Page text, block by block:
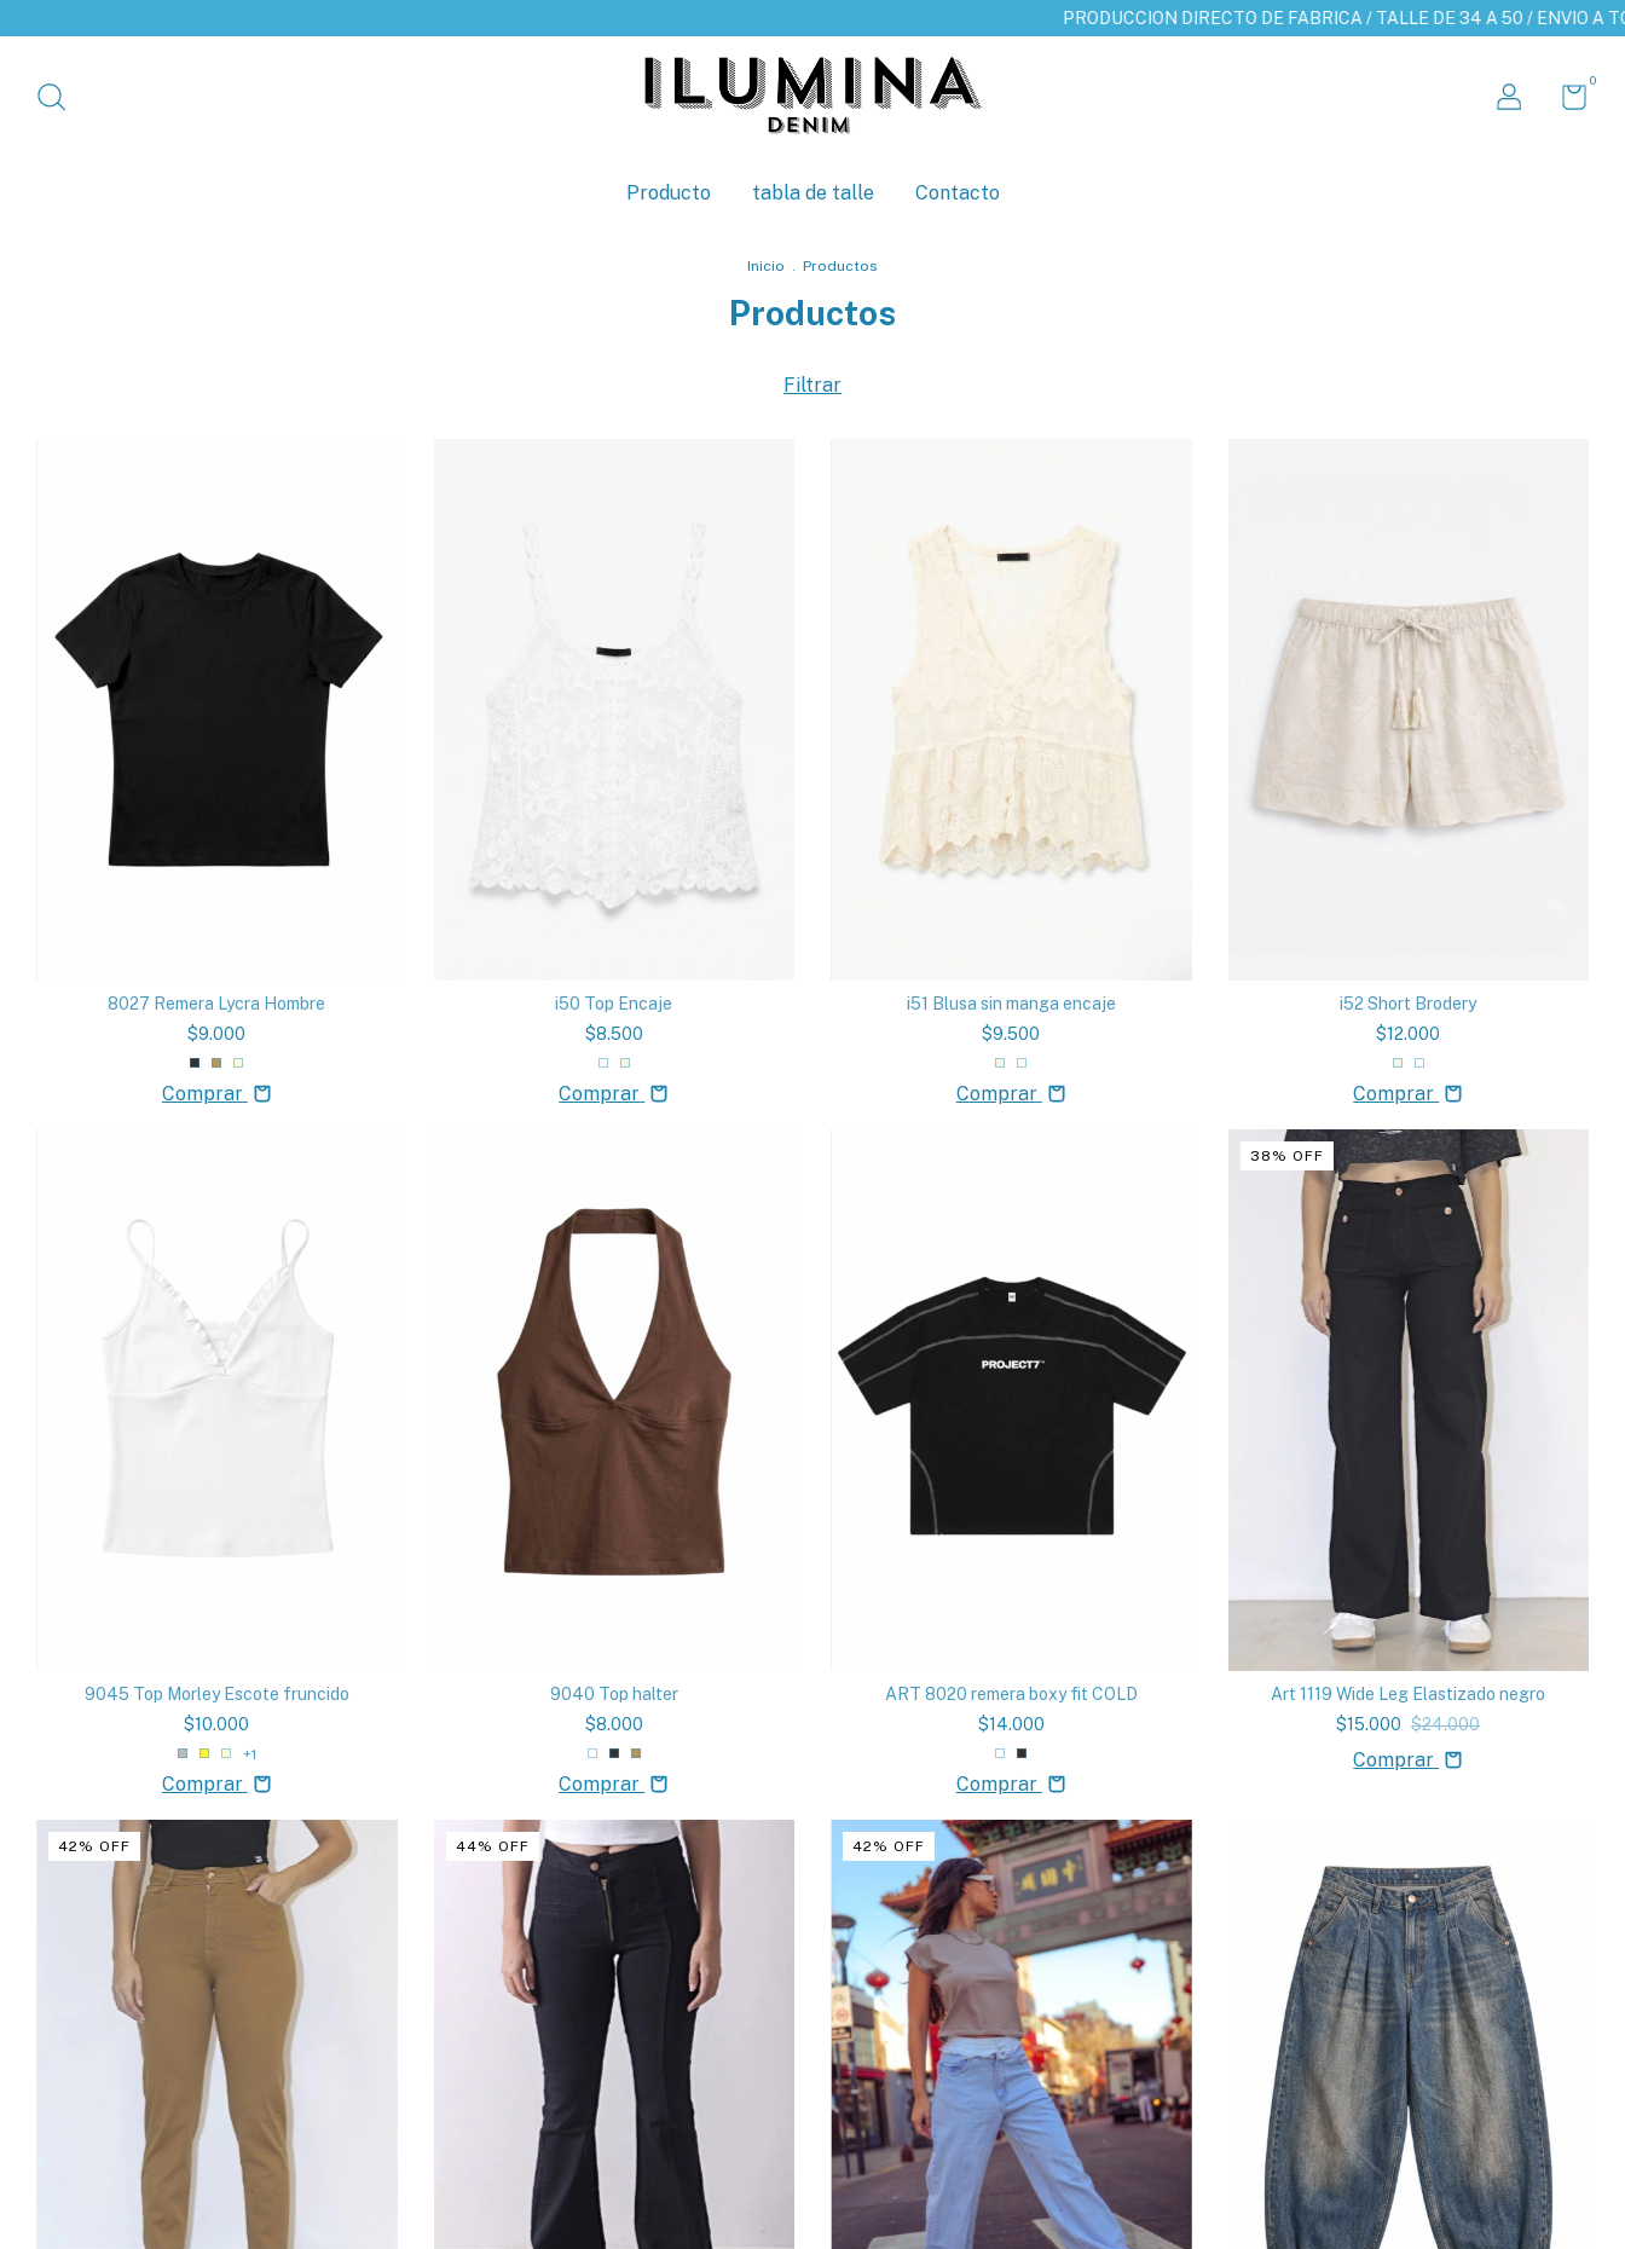
PRODUCCION DIRECTO DE FABRICA / TALLE DE 34 A 50 / ENVIO A TODO EL PAIS /
0
Producto tabla de talle Contacto
Inicio . Productos
Productos
Filtrar
8027 Remera Lycra Hombre
$9.000
Comprar
i50 Top Encaje
$8.500
Comprar
i51 Blusa sin manga encaje
$9.500
Comprar
i52 Short Brodery
$12.000
Comprar
9045 Top Morley Escote fruncido
$10.000
+1
Comprar
9040 Top halter
$8.000
Comprar
ART 8020 remera boxy fit COLD
$14.000
Comprar
38 % OFF
Art 1119 Wide Leg Elastizado negro
$15.000 $24.000
Comprar
42 % OFF 44% OFF 42 % OFF